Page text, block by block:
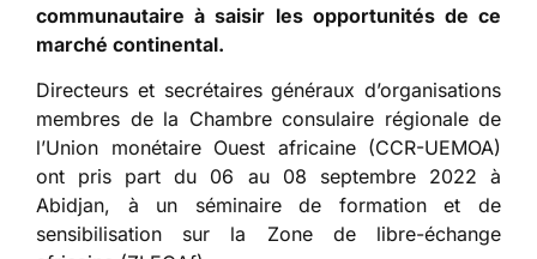
communautaire à saisir les opportunités de ce
marché continental.
Directeurs et secrétaires généraux d’organisations
membres de la Chambre consulaire régionale de
l’Union monétaire Ouest africaine (CCR-UEMOA)
ont pris part du 06 au 08 septembre 2022 à
Abidjan, à un séminaire de formation et de
sensibilisation sur la Zone de libre-échange